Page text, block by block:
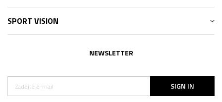
SPORT VISION
NEWSLETTER
SIGN IN